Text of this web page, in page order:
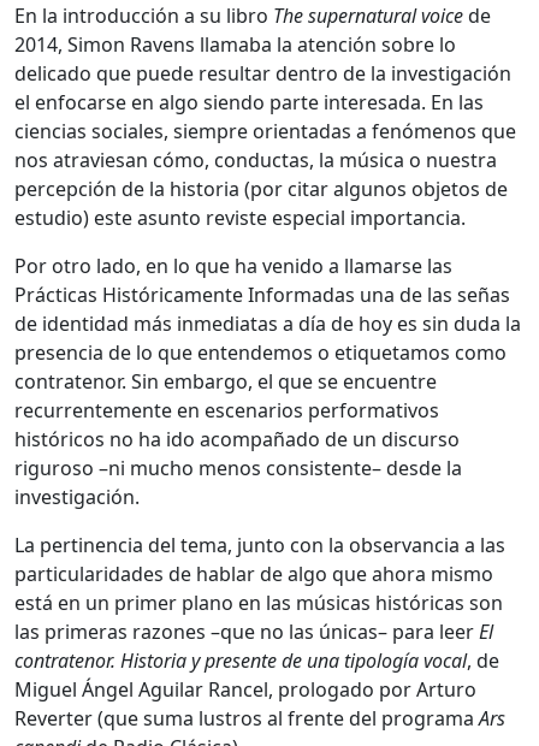
En la introducción a su libro The supernatural voicede
2014, Simon Ravens llamaba la atención sobre lo
delicado que puede resultar dentro de la investigación
el enfocarse en algo siendo parte interesada. En las
ciencias sociales, siempre orientadas a fenómenos que
nos atraviesan cómo, conductas, la música o nuestra
percepción de la historia (por citar algunos objetos de
estudio) este asunto reviste especial importancia.
Por otro lado, en lo que ha venido a llamarse las
Prácticas Históricamente Informadas una de las señas
de identidad más inmediatas a día de hoy es sin duda la
presencia de lo que entendemos o etiquetamos como
contratenor. Sin embargo, el que se encuentre
recurrentemente en escenarios performativos
históricos no ha ido acompañado de un discurso
riguroso –ni mucho menos consistente– desde la
investigación.
La pertinencia del tema, junto con la observancia a las
particularidades de hablar de algo que ahora mismo
está en un primer plano en las músicas históricas son
las primeras razones –que no las únicas– para leerEl
contratenor. Historia y presente de una tipología vocal, de
Miguel Ángel Aguilar Rancel, prologado por Arturo
Reverter (que suma lustros al frente del programaArs